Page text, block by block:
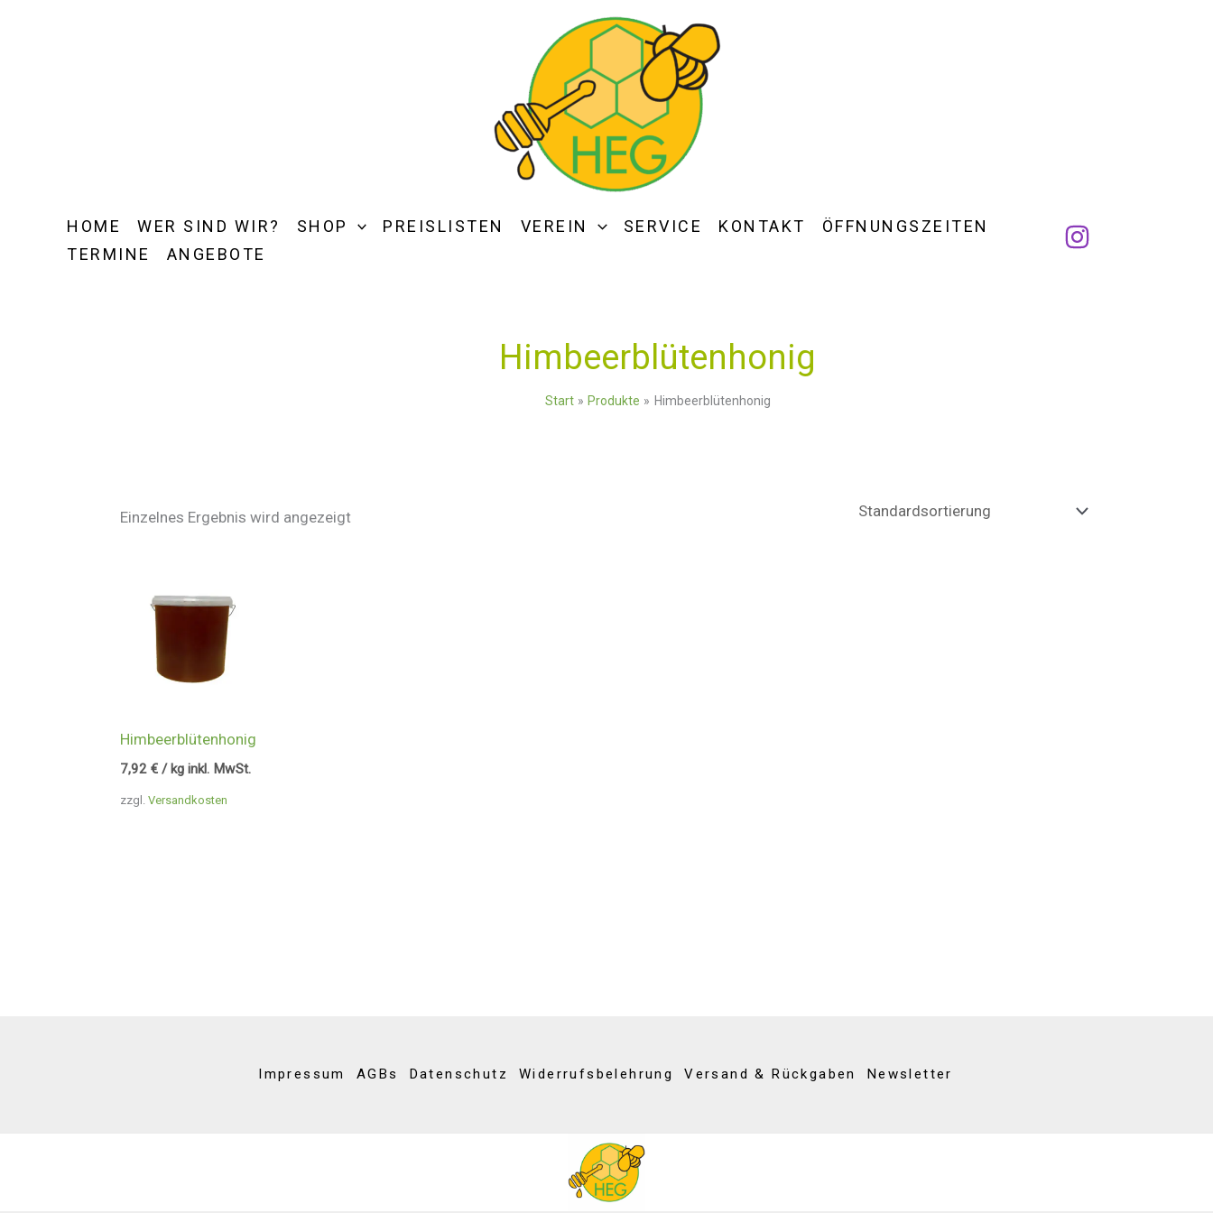
HOME WER SIND WIR? SHOP PREISLISTEN VEREIN SERVICE KONTAKT
ÖFFNUNGSZEITEN
TERMINE
ANGEBOTE
Himbeerblütenhonig
Start Produkte Himbeerblütenhonig
Einzelnes Ergebnis wird angezeigt
zzgl.Versandkosten
Himbeerblütenhonig
7,92€ / kg inkl. MwSt.
Impressum AGBs Datenschutz Widerrufsbelehrung Versand & Rückgaben Newsletter